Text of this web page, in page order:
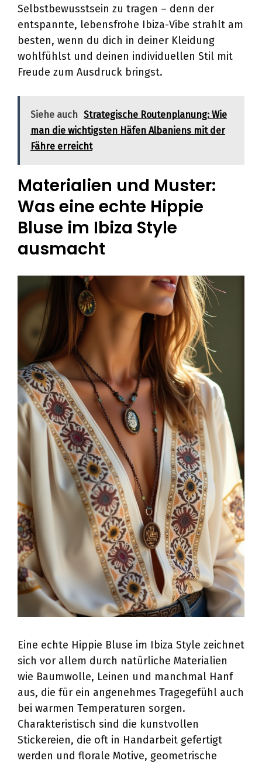
Selbstbewusstsein zu tragen – denn der
entspannte, lebensfrohe Ibiza-Vibe strahlt am
besten, wenn du dich in deiner Kleidung
wohlfühlst und deinen individuellen Stil mit
Freude zum Ausdruck bringst.
Siehe auch Strategische Routenplanung: Wie
man die wichtigsten Häfen Albaniens mit der
Fähre erreicht
Materialien und Muster:
Was eine echte Hippie
Bluse im Ibiza Style
ausmacht
Eine echte Hippie Bluse im Ibiza Style zeichnet
sich vor allem durch natürliche Materialien
wie Baumwolle, Leinen und manchmal Hanf
aus, die für ein angenehmes Tragegefühl auch
bei warmen Temperaturen sorgen.
Charakteristisch sind die kunstvollen
Stickereien, die oft in Handarbeit gefertigt
werden und florale Motive, geometrische